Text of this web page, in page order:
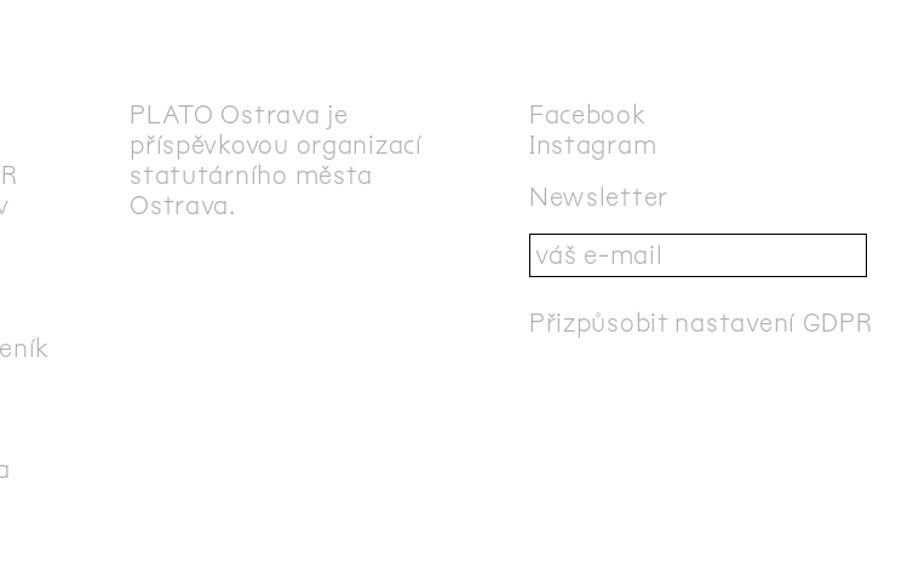
PLATO Ostrava je
příspěvkovou organizací
statutárního města
Ostrava.
Facebook
Instagram
Newsletter
Přizpůsobit nastavení GDPR